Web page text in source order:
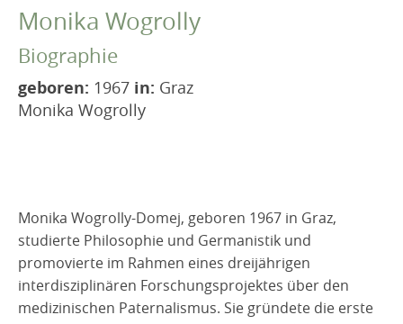
Monika Wogrolly
Biographie
geboren: 1967 in: Graz
Monika Wogrolly
Monika Wogrolly-Domej, geboren 1967 in Graz,
studierte Philosophie und Germanistik und
promovierte im Rahmen eines dreijährigen
interdisziplinären Forschungsprojektes über den
medizinischen Paternalismus. Sie gründete die erste